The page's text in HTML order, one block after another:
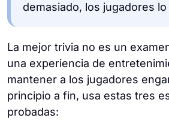
demasiado, los jugadores
La mejor trivia no es un
una experiencia de
mantener a los jugadores
principio a fin, usa estas tres
probadas: